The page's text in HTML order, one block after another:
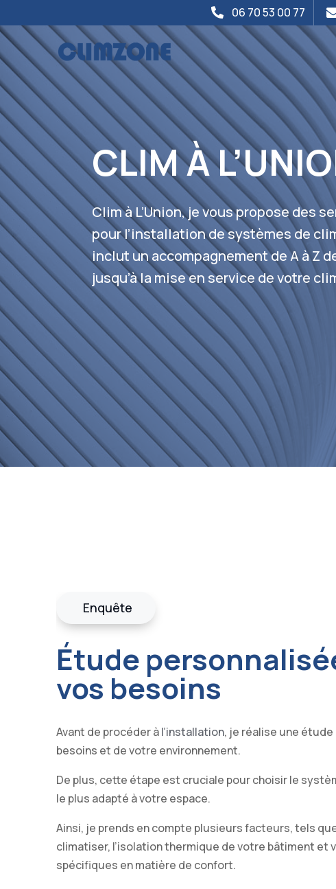
 06 70 53 00 77
CLIM À
Clim à L’Union, je vous propose des
pour l’installation de systèmes de
inclut un accompagnement de A à Z
jusqu’à la mise en service de votre
Enquête
Étude
vos besoins
Avant de procéder àl’installation, je réalise une
besoins et de votre environnement.
De plus, cette étape est cruciale pour choisir le
le plus adapté à votre espace.
Ainsi, je prends en compte plusieurs facteurs, tels
climatiser, l’isolation thermique de votre bâtiment et
spécifiques en matière de confort.